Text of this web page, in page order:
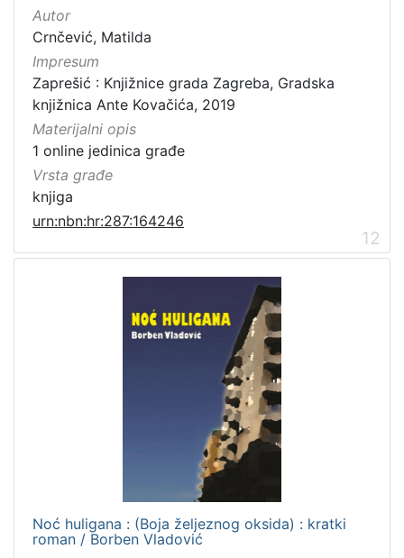
Autor
Crnčević, Matilda
Impresum
Zaprešić : Knjižnice grada Zagreba, Gradska
knjižnica Ante Kovačića, 2019
Materijalni opis
1 online jedinica građe
Vrsta građe
knjiga
urn:nbn:hr:287:164246
12
Noć huligana : (Boja željeznog oksida) : kratki
roman / Borben Vladović